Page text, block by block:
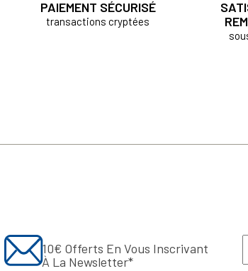
PAIEMENT SÉCURISÉ
transactions cryptées
10€ Offerts En Vous Inscrivant
À La Newsletter*